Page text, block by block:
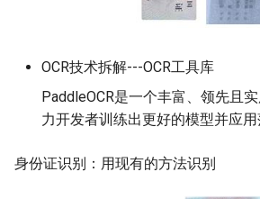
OCR技术拆解---OCR工具库
PaddleOCR是一个丰富、领先且
力开发者训练出更好的模型并应
身份证识别：用现有的方法识别